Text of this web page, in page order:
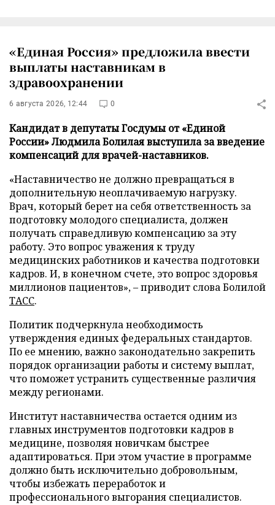
«Единая Россия» предложила ввести
выплаты наставникам в
здравоохранении
6 августа 2026, 12:44 0
Кандидат в депутаты Госдумы от «Единой
России» Людмила Болилая выступила за введение
компенсаций для врачей-наставников.
«Наставничество не должно превращаться в
дополнительную неоплачиваемую нагрузку.
Врач, который берет на себя ответственность за
подготовку молодого специалиста, должен
получать справедливую компенсацию за эту
работу. Это вопрос уважения к труду
медицинских работников и качества подготовки
кадров. И, в конечном счете, это вопрос здоровья
миллионов пациентов», – приводит слова Болилой
ТАСС.
Политик подчеркнула необходимость
утверждения единых федеральных стандартов.
По ее мнению, важно законодательно закрепить
порядок организации работы и систему выплат,
что поможет устранить существенные различия
между регионами.
Институт наставничества остается одним из
главных инструментов подготовки кадров в
медицине, позволяя новичкам быстрее
адаптироваться. При этом участие в программе
должно быть исключительно добровольным,
чтобы избежать переработок и
профессионального выгорания специалистов.